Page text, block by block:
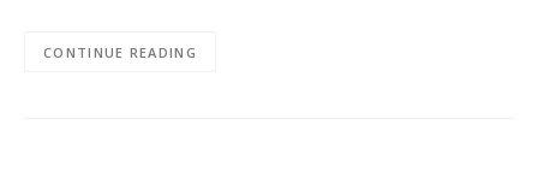
CONTINUE READING